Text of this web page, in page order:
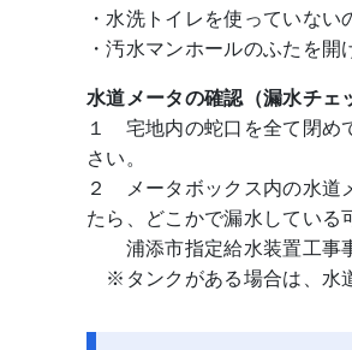
・水洗トイレを使っていな
・汚水マンホールのふたを
水道メータの確認（漏水チェ
１ 宅地内の蛇口を全て閉め
さい。
２ メータボックス内の水道
たら、どこかで漏水している
浦添市指定給水装置工事事
※タンクがある場合は、水